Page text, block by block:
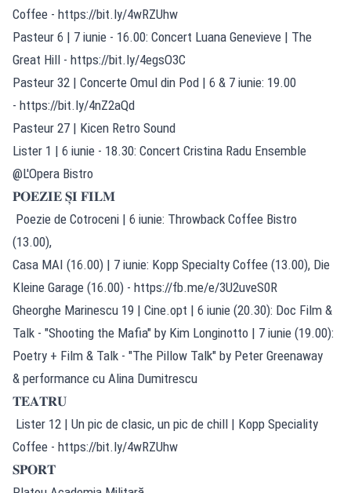
Coffee - https://bit.ly/4wRZUhw
Pasteur 6 | 7 iunie - 16.00: Concert Luana Genevieve | The
Great Hill - https://bit.ly/4egsO3C
Pasteur 32 | Concerte Omul din Pod | 6 & 7 iunie: 19.00
- https://bit.ly/4nZ2aQd
Pasteur 27 | Kicen Retro Sound
Lister 1 | 6 iunie - 18.30: Concert Cristina Radu Ensemble
@L'Opera Bistro
𝐏𝐎𝐄𝐙𝐈𝐄 𝐒̦𝐈 𝐅𝐈𝐋𝐌
Poezie de Cotroceni | 6 iunie: Throwback Coffee Bistro
(13.00),
Casa MAI (16.00) | 7 iunie: Kopp Specialty Coffee (13.00), Die
Kleine Garage (16.00) - https://fb.me/e/3U2uveS0R
Gheorghe Marinescu 19 | Cine.opt | 6 iunie (20.30): Doc Film &
Talk - "Shooting the Mafia" by Kim Longinotto | 7 iunie (19.00):
Poetry + Film & Talk - "The Pillow Talk" by Peter Greenaway
& performance cu Alina Dumitrescu
𝐓𝐄𝐀𝐓𝐑𝐔
Lister 12 | Un pic de clasic, un pic de chill | Kopp Speciality
Coffee - https://bit.ly/4wRZUhw
𝐒𝐏𝐎𝐑𝐓